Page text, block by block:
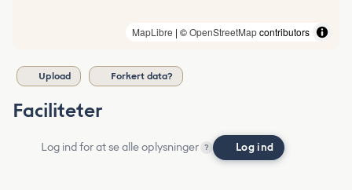
MapLibre | ©OpenStreetMapcontributors
Upload Forkert data?
Faciliteter
Log ind for at se alle oplysninger ? Log ind